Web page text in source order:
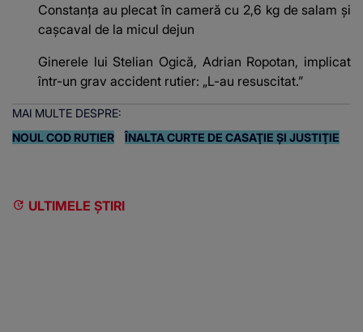
Constanța au plecat în cameră cu 2,6 kg de salam și
cașcaval de la micul dejun
Ginerele lui Stelian Ogică, Adrian Ropotan, implicat
într-un grav accident rutier: „L-au resuscitat.”
MAI MULTE DESPRE:
NOUL COD RUTIER
ÎNALTA CURTE DE CASAŢIE ŞI JUSTIŢIE
ULTIMELE ȘTIRI